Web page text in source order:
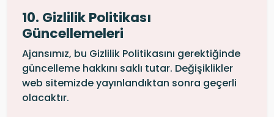
10. Gizlilik Politikası
Güncellemeleri
Ajansımız, bu Gizlilik Politikasını gerektiğinde
güncelleme hakkını saklı tutar. Değişiklikler
web sitemizde yayınlandıktan sonra geçerli
olacaktır.